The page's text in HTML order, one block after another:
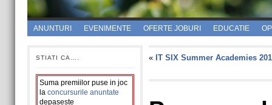
ANUNTURI EVENIMENTE OFERTE JOBURI EDUCATIE
STIATI CA….
Suma premiilor puse in joc
la concursurile anuntate
depaseste
« IT SIX Summer Academies